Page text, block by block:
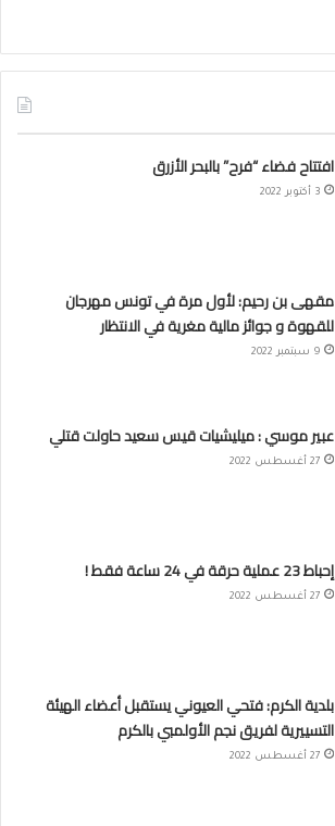
افتتاح فضاء “فرح” بالبحر الأزرق
3 أكتوبر 2022
مقهى بن رحيم: لأول مرة في تونس مهرجان
للقهوة و جوائز مالية مغرية في الانتظار
9 سبتمبر 2022
عبير موسي : ميليشيات قيس سعيد حاولت قتلي
27 أغسطس 2022
إحباط 23 عملية حرقة في 24 ساعة فقط !
27 أغسطس 2022
بلدية الكرم: فتحي العيوني يستقبل أعضاء الهيئة
التسييرية لفريق نجم الأولمبي بالكرم
27 أغسطس 2022